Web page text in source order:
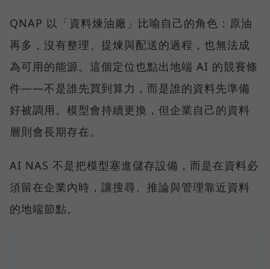
QNAP 以「資料煉油廠」比喻自己的角色：原油
再多，沒有整理、提煉與配送的過程，也無法成
為可用的能源。這個定位也點出地端 AI 的競賽條
件——不是誰先買到算力，而是誰的資料先準備
好被調用。模型會持續更換，但企業自己的資料
層則會長期存在。
AI NAS 不是把模型塞進儲存設備，而是在資料必
須留在企業內時，讓搜尋、推論與管理靠近資料
的地端節點。